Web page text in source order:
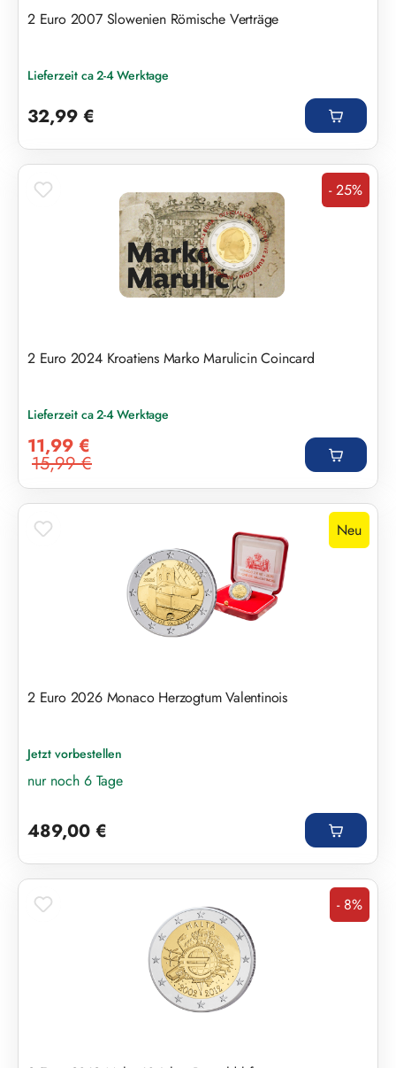
2 Euro 2007 Slowenien Römische Verträge
Lieferzeit ca 2-4 Werktage
32,99 €
Rabatt
- 25%
2 Euro 2024 Kroatiens Marko Marulicin Coincard
Lieferzeit ca 2-4 Werktage
11,99 €
Regulärer Preis:
15,99 €
Neu
2 Euro 2026 Monaco Herzogtum Valentinois
Jetzt vorbestellen
nur noch 6 Tage
489,00 €
Rabatt
- 8%